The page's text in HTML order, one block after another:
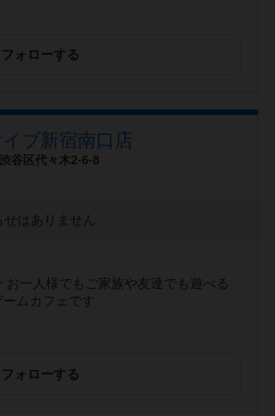
フォローする
イブ新宿南口店
谷区代々木2-6-8
せはありません
お一人様でもご家族や友達でも遊べる
ムカフェです
フォローする